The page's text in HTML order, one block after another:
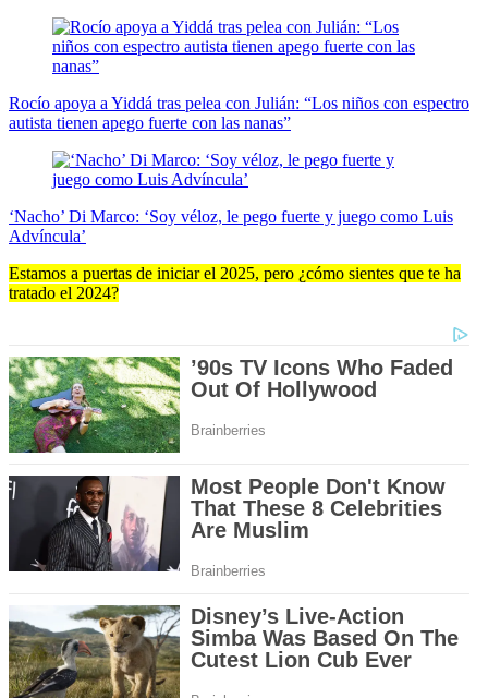
Rocío apoya a Yiddá tras pelea con Julián: “Los niños con espectro
autista tienen apego fuerte con las nanas”
‘Nacho’ Di Marco: ‘Soy véloz, le pego fuerte y juego como Luis
Advíncula’
Estamos a puertas de iniciar el 2025, pero ¿cómo sientes que te ha
tratado el 2024?